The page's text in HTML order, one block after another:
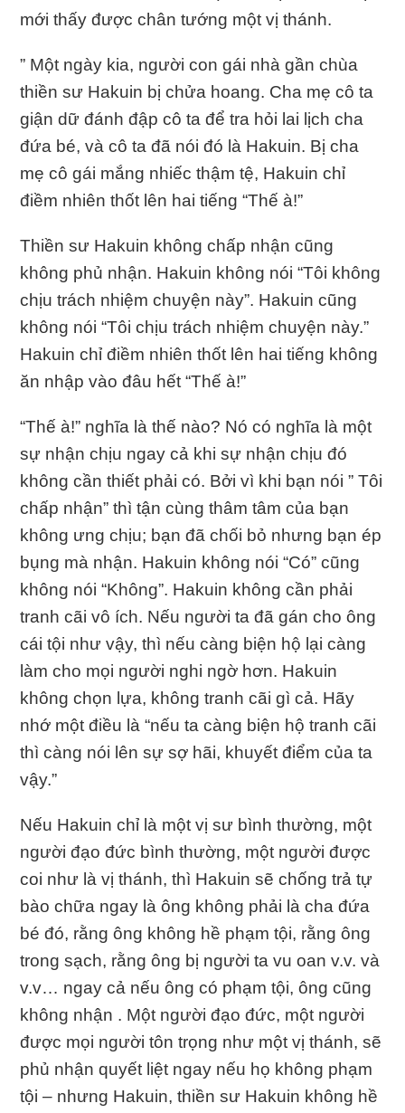
mới thấy được chân tướng một vị thánh.
” Một ngày kia, người con gái nhà gần chùa
thiền sư Hakuin bị chửa hoang. Cha mẹ cô ta
giận dữ đánh đập cô ta để tra hỏi lai lịch cha
đứa bé, và cô ta đã nói đó là Hakuin. Bị cha
mẹ cô gái mắng nhiếc thậm tệ, Hakuin chỉ
điềm nhiên thốt lên hai tiếng “Thế à!”
Thiền sư Hakuin không chấp nhận cũng
không phủ nhận. Hakuin không nói “Tôi không
chịu trách nhiệm chuyện này”. Hakuin cũng
không nói “Tôi chịu trách nhiệm chuyện này.”
Hakuin chỉ điềm nhiên thốt lên hai tiếng không
ăn nhập vào đâu hết “Thế à!”
“Thế à!” nghĩa là thế nào? Nó có nghĩa là một
sự nhận chịu ngay cả khi sự nhận chịu đó
không cần thiết phải có. Bởi vì khi bạn nói ” Tôi
chấp nhận” thì tận cùng thâm tâm của bạn
không ưng chịu; bạn đã chối bỏ nhưng bạn ép
bụng mà nhận. Hakuin không nói “Có” cũng
không nói “Không”. Hakuin không cần phải
tranh cãi vô ích. Nếu người ta đã gán cho ông
cái tội như vậy, thì nếu càng biện hộ lại càng
làm cho mọi người nghi ngờ hơn. Hakuin
không chọn lựa, không tranh cãi gì cả. Hãy
nhớ một điều là “nếu ta càng biện hộ tranh cãi
thì càng nói lên sự sợ hãi, khuyết điểm của ta
vậy.”
Nếu Hakuin chỉ là một vị sư bình thường, một
người đạo đức bình thường, một người được
coi như là vị thánh, thì Hakuin sẽ chống trả tự
bào chữa ngay là ông không phải là cha đứa
bé đó, rằng ông không hề phạm tội, rằng ông
trong sạch, rằng ông bị người ta vu oan v.v. và
v.v… ngay cả nếu ông có phạm tội, ông cũng
không nhận . Một người đạo đức, một người
được mọi người tôn trọng như một vị thánh, sẽ
phủ nhận quyết liệt ngay nếu họ không phạm
tội – nhưng Hakuin, thiền sư Hakuin không hề